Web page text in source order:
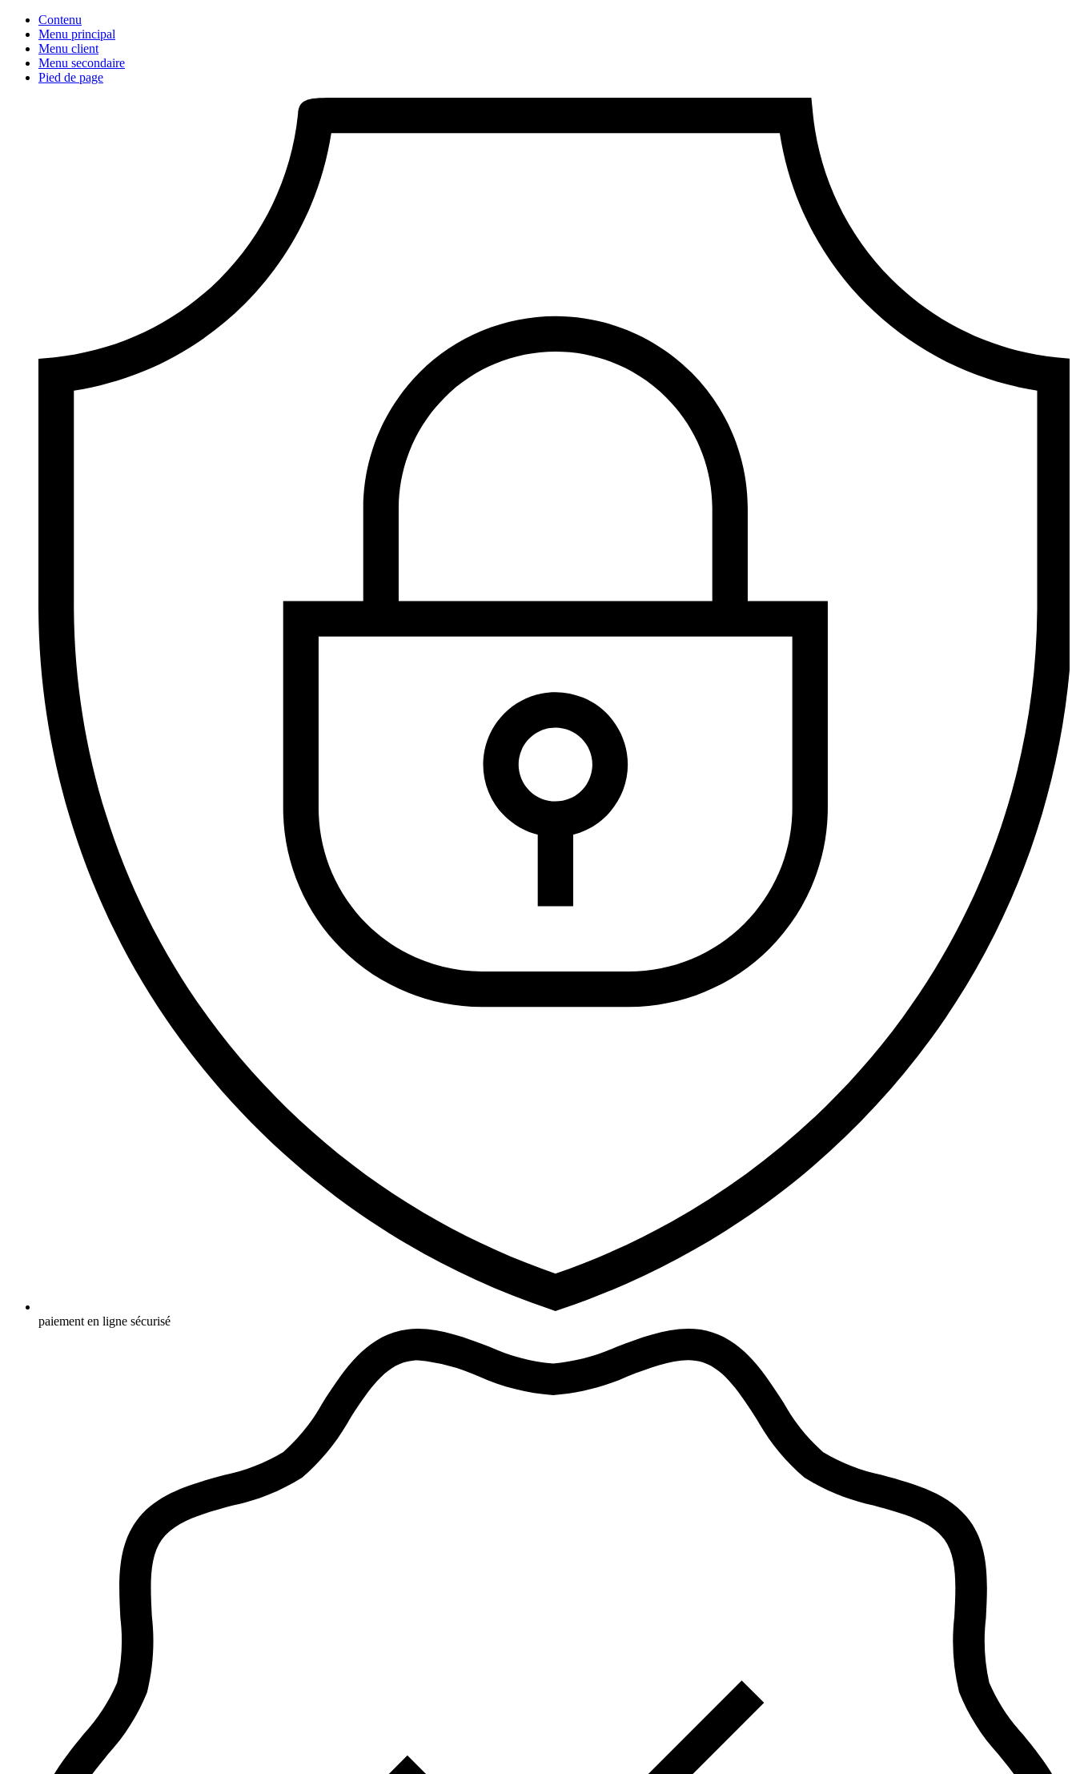
Contenu
Menu principal
Menu client
Menu secondaire
Pied de page
paiement en ligne sécurisé